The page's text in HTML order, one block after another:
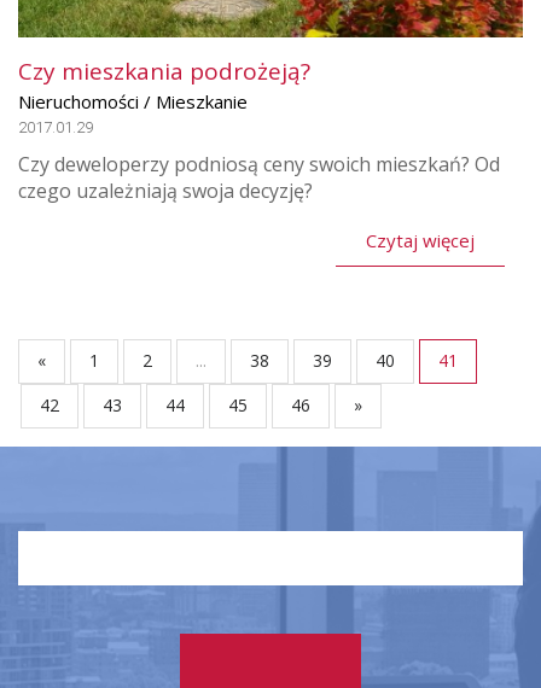
Czy mieszkania podrożeją?
Nieruchomości / Mieszkanie
2017.01.29
Czy deweloperzy podniosą ceny swoich mieszkań? Od
czego uzależniają swoja decyzję?
Czytaj więcej
« 1 2 ... 38 39 40
41
42
43 44 45 46 »